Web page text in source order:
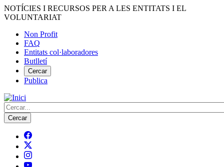
Vés
al
NOTÍCIES I RECURSOS PER A LES ENTITATS I EL
VOLUNTARIAT
Menú
del
compte
d'usuari
Non Profit
FAQ
Entitats col·laboradores
Butlletí
Cercar
Publica
Cerca